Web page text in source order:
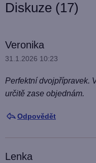
Diskuze (17)
V
ý
i
d
k
Veronika
31.1.2026 10:23
Perfektní dvojpřípravek.
určitě zase objednám.
Odpovědět
Lenka